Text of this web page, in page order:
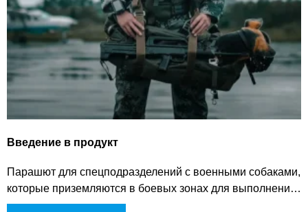
Введение в продукт
Парашют для спецподразделений с военными собаками,
которые приземляются в боевых зонах для выполнения
миссий по поиску, обнаружению и атаке.